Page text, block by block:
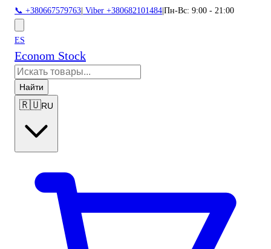
📞 +380667579763 Viber +380682101484 Пн-Вс: 9:00 - 21:00
ES
Econom Stock
Найти
🇷🇺RU